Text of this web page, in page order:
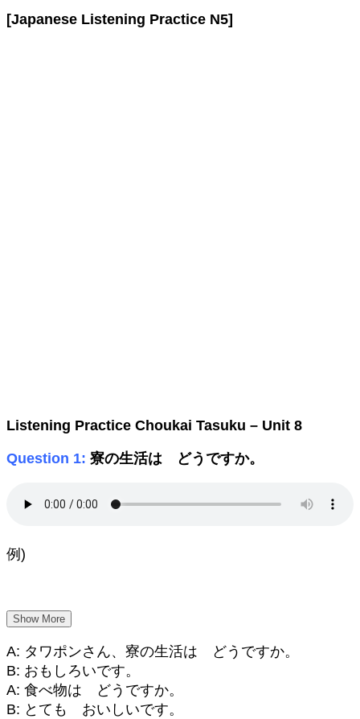
[Japanese Listening Practice N5]
Listening Practice Choukai Tasuku – Unit 8
Question 1: 寮の生活は どうですか。
例)
Show More
A: タワポンさん、寮の生活は どうですか。
B: おもしろいです。
A: 食べ物は どうですか。
B: とても おいしいです。